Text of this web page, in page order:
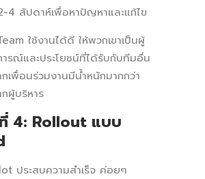
4 สัปดาห์เพื่อหาปัญหาและแก้ไข
ใช้งานได้ดี ให้พวกเขาเป็นผู้
ารณ์และประโยชน์ที่ได้รับกับทีมอื่น
เพื่อนร่วมงานมีน้ำหนักมากกว่า
ผู้บริหาร
4: Rollout แบบ
ประสบความสำเร็จ ค่อยๆ